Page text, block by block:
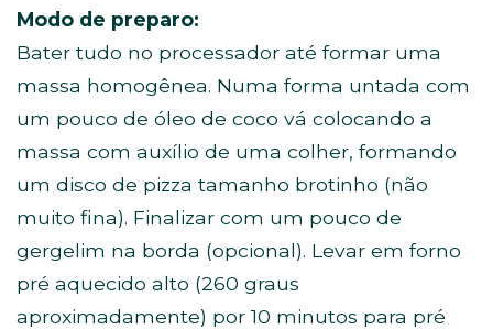
Modo de preparo:
Bater tudo no processador até formar uma
massa homogênea. Numa forma untada com
um pouco de óleo de coco vá colocando a
massa com auxílio de uma colher, formando
um disco de pizza tamanho brotinho (não
muito fina). Finalizar com um pouco de
gergelim na borda (opcional). Levar em forno
pré aquecido alto (260 graus
aproximadamente) por 10 minutos para pré